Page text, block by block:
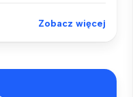
Zobacz więcej